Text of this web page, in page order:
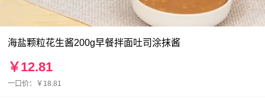
海盐颗粒花生酱200g早餐拌面吐司涂抹酱
￥12.81
一口价：￥18.81